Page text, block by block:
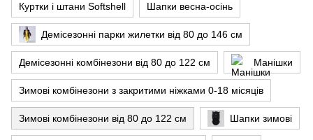
Куртки і штани Softshell Шапки весна-осінь
Демісезонні парки жилетки від 80 до 146 см
Демісезонні комбінезони від 80 до 122 см Манішки
Зимові комбінезони з закритими ніжками 0-18 місяців
Зимові комбінезони від 80 до 122 см Шапки зимові